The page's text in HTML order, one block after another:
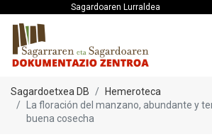
Sagardoaren Lurraldea
Sagardoetxea DB
Hemeroteca
La floración del manzano, abundante y
buena cosecha